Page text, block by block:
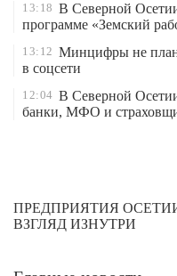
13:18 В Северной
программе «Земский
13:12 Минцифры не
в соцсети
12:04 В Северной
банки, МФО и
ПРЕДПРИЯТИЯ
ВЗГЛЯД ИЗНУТРИ